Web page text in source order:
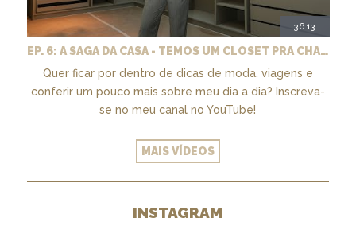
36:13
EP. 6: A SAGA DA CASA - TEMOS UM CLOSET PRA CHAMAR DE NOSSO + MARCENARIA E PAISAGISMO
Quer ficar por dentro de dicas de moda, viagens e
conferir um pouco mais sobre meu dia a dia? Inscreva-
se no meu canal no YouTube!
MAIS VÍDEOS
INSTAGRAM